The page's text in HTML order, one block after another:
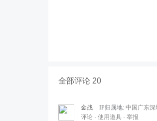
全部评论 20
金战 IP归属地: 中国广东深
评论 · 使用道具 · 举报